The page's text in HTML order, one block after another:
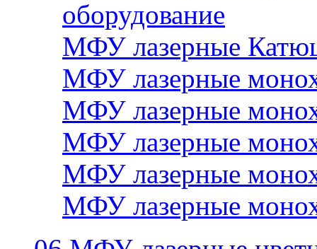
оборудование
МФУ лазерные
МФУ лазерные
МФУ лазерные
МФУ лазерные
МФУ лазерные
МФУ лазерные